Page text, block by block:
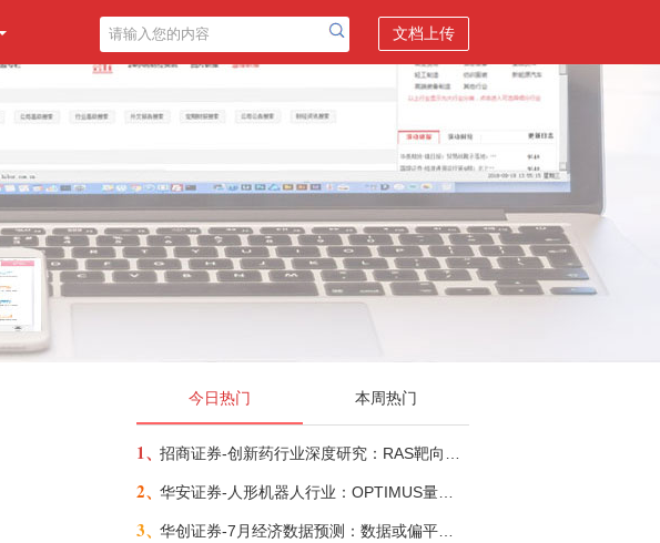
文档上传
今日热门 本周热门
1、
2、
3、